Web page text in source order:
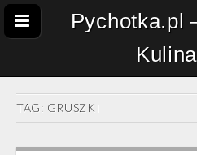
Pychotka.pl
TAG: GRUSZKI